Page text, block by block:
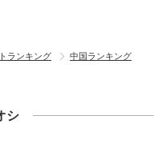
ランキング
中国ランキング
シ